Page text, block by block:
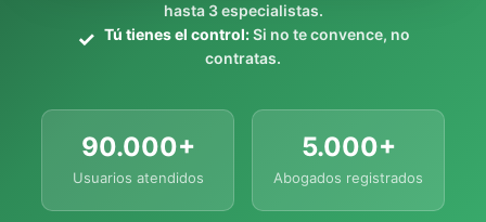
hasta 3 especialistas.
Tú tienes el control:Si no te convence, no
contratas.
90.000+
Usuarios atendidos
5.000+
Abogados registrados